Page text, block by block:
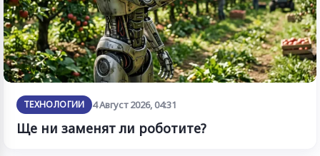
ТЕХНОЛОГИИ 4 Август 2026, 04:31
Ще ни заменят ли роботите?